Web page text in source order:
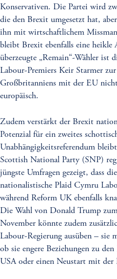
Konservativen. Die Partei wird
die den Brexit umgesetzt hat,
ihn mit wirtschaftlichem
bleibt Brexit ebenfalls eine heikle
überzeugte „Remain“-Wähler ist
Labour-Premiers Keir Starmer
Großbritanniens mit der EU
europäisch.
Zudem verstärkt der Brexit
Potenzial für ein zweites
Unabhängigkeitsreferendum
Scottish National Party (SNP)
jüngste Umfragen gezeigt, dass
nationalistische Plaid Cymru
während Reform UK ebenfalls
Die Wahl von Donald Trump
November könnte zudem
Labour-Regierung ausüben – sie
ob sie engere Beziehungen zu
USA oder einen Neustart mit der